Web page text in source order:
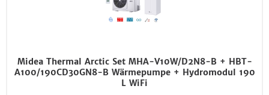
Midea Thermal Arctic Set MHA-V10W/D2N8-B + HBT-
A100/190CD30GN8-B Wärmepumpe + Hydromodul 190
L WiFi